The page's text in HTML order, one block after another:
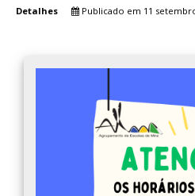
Agrupamento
Detalhes Publicado em 11